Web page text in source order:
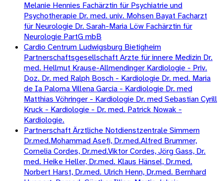
Melanie Hennies Fachärztin für Psychiatrie und
Psychotherapie Dr. med. univ. Mohsen Bayat Facharzt
für Neurologie Dr. Sarah-Maria Löw Fachärztin für
Neurologie PartG mbB
Cardio Centrum Ludwigsburg Bietigheim
Partnerschaftsgesellschaft Arzte für innere Medizin Dr.
med. Hellmut Krause-Allmendinger Kardiologie - Priv.
Doz. Dr. med Ralph Bosch - Kardiologie Dr. med. Maria
de Ia Paloma Villena Garcia - Kardiologie Dr. med
Matthias Vöhringer - Kardiologie Dr. med Sebastian Cyrill
Kruck - Kardiologie - Dr. med. Patrick Nowak -
Kardiologie.
Partnerschaft Ärztliche Notdienstzentrale Simmern
Dr.med.Mohammad Asefi, Dr.med.Alfred Brummer,
Cornelia Cordes, Dr.med.Viktor Cordes, Jörg Gass, Dr.
med. Heike Heller, Dr.med. Klaus Hänsel, Dr.med.
Norbert Harst, Dr.med. Ulrich Henn, Dr.med. Bernhard